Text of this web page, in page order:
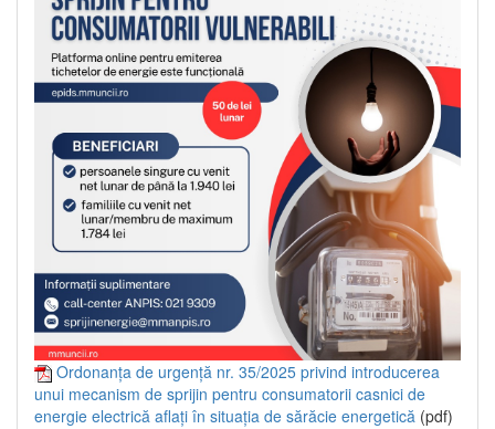
Ordonanța de urgență nr. 35/2025 privind introducerea
unui mecanism de sprijin pentru consumatorii casnici de
energie electrică aflați în situația de sărăcie energetică (pdf)